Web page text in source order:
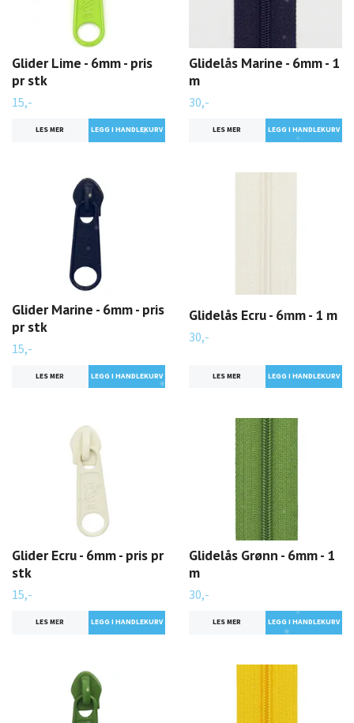
Glider Lime - 6mm - pris
pr stk
15,-
LES MER
Glidelås Marine - 6mm - 1
m
30,-
LES MER
Glider Marine - 6mm - pris
pr stk
15,-
LES MER
Glidelås Ecru - 6mm - 1 m
30,-
LES MER
Glider Ecru - 6mm - pris pr
stk
15,-
LES MER
Glidelås Grønn - 6mm - 1
m
30,-
LES MER